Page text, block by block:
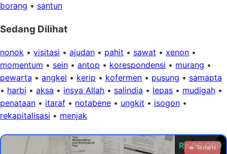
borang • santun
Sedang Dilihat
nonok • visitasi • ajudan • pahit • sawat • xenon •
momentum • sein • antop • korespondensi • murang •
pewarta • angkel • kerip • kofermen • pusung • samapta
• harbi • aksa • insya Allah • salindia • lepas • mudigah •
penataan • itaraf • notabene • ungkit • isogon •
rekapitalisasi • menjak
Rp 99.000
🔥 Terlaris